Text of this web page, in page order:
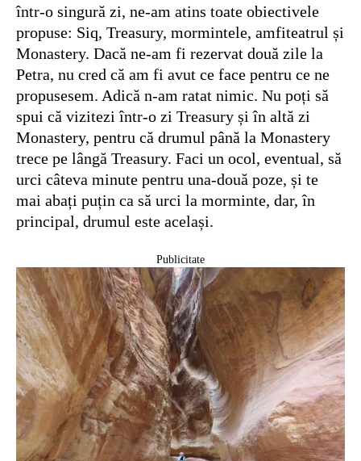
într-o singură zi, ne-am atins toate obiectivele
propuse: Siq, Treasury, mormintele, amfiteatrul și
Monastery. Dacă ne-am fi rezervat două zile la
Petra, nu cred că am fi avut ce face pentru ce ne
propusesem. Adică n-am ratat nimic. Nu poți să
spui că vizitezi într-o zi Treasury și în altă zi
Monastery, pentru că drumul până la Monastery
trece pe lângă Treasury. Faci un ocol, eventual, să
urci câteva minute pentru una-două poze, și te
mai abați puțin ca să urci la morminte, dar, în
principal, drumul este același.
Publicitate